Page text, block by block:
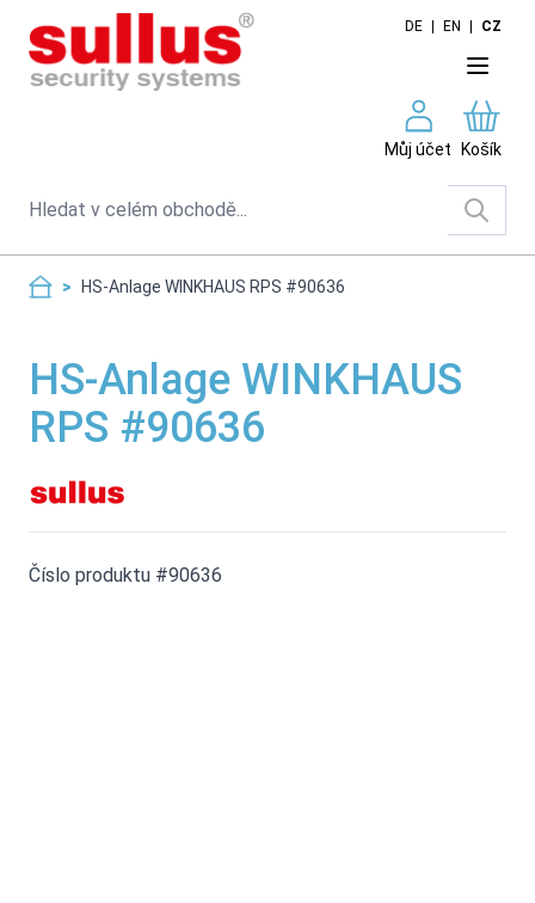
Skip to Content
DE EN CZ
Můj účet Košík
Search
> HS-Anlage WINKHAUS RPS #90636
HS-Anlage WINKHAUS
RPS #90636
Číslo produktu #90636